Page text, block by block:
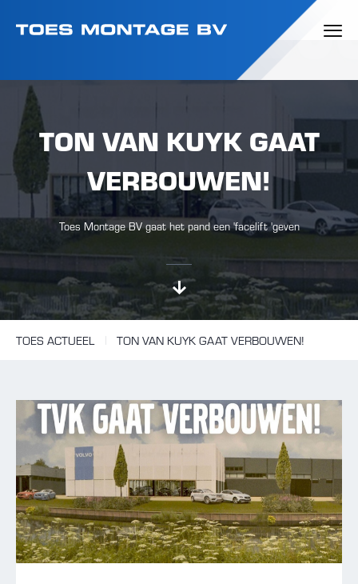
TON VAN KUYK GAAT
VERBOUWEN!
Toes Montage BV gaat het pand een 'facelift 'geven
TOES ACTUEEL TON VAN KUYK GAAT VERBOUWEN!